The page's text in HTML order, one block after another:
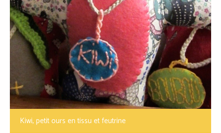
Kiwi, petit ours en tissu et feutrine